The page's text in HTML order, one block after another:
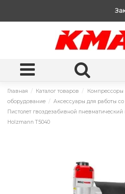
Главная Каталог товаров
Компрессоры
оборудование
Аксессуары для работы
Пистолет гвоздезабивной
Holzmann T5040